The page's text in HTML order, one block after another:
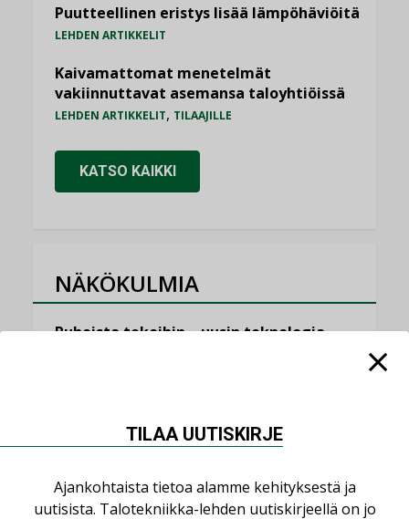
Puutteellinen eristys lisää lämpöhäviöitä
LEHDEN ARTIKKELIT
Kaivamattomat menetelmät
vakiinnuttavat asemansa taloyhtiöissä
LEHDEN ARTIKKELIT, TILAAJILLE
KATSO KAIKKI
NÄKÖKULMIA
Puheista tekoihin – uusin teknologia
ilmanvaihtoa
KOLUMNI
TILAA UUTISKIRJE
Ajankohtaista tietoa alamme kehityksestä ja
uutisista. Talotekniikka-lehden uutiskirjeellä on jo